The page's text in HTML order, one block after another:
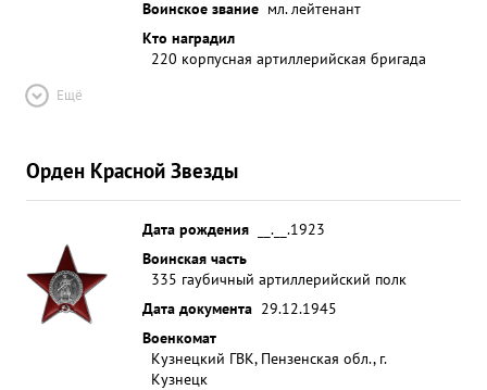
Воинское звание мл. лейтенант
Кто наградил
220 корпусная артиллерийская бригада
Ещё
Орден Красной Звезды
Дата рождения
__.__.1923
Воинская часть
335 гаубичный артиллерийский полк
Дата документа 29.12.1945
Военкомат
Кузнецкий ГВК, Пензенская обл., г.
Кузнецк